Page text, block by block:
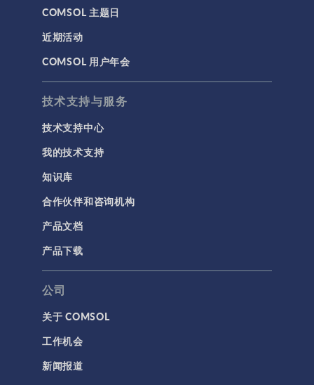
COMSOL 主题日
近期活动
COMSOL 用户年会
技术支持与服务
技术支持中心
我的技术支持
知识库
合作伙伴和咨询机构
产品文档
产品下载
公司
关于 COMSOL
工作机会
新闻报道